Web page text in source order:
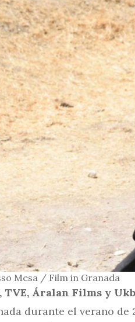
Mesa / Film in Granada
Áralan Films y
durante el verano de